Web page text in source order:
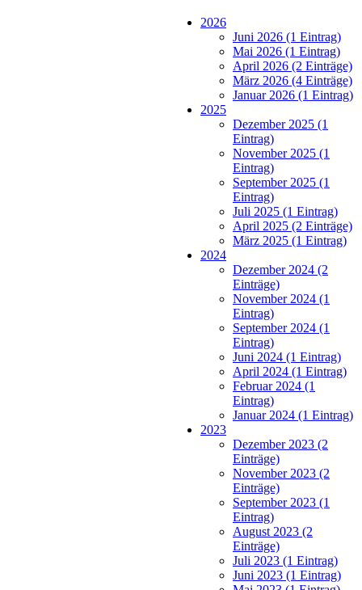
2026
Juni 2026 (1 Eintrag)
Mai 2026 (1 Eintrag)
April 2026 (2 Einträge)
März 2026 (4 Einträge)
Januar 2026 (1 Eintrag)
2025
Dezember 2025 (1
Eintrag)
November 2025 (1
Eintrag)
September 2025 (1
Eintrag)
Juli 2025 (1 Eintrag)
April 2025 (2 Einträge)
März 2025 (1 Eintrag)
2024
Dezember 2024 (2
Einträge)
November 2024 (1
Eintrag)
September 2024 (1
Eintrag)
Juni 2024 (1 Eintrag)
April 2024 (1 Eintrag)
Februar 2024 (1
Eintrag)
Januar 2024 (1 Eintrag)
2023
Dezember 2023 (2
Einträge)
November 2023 (2
Einträge)
September 2023 (1
Eintrag)
August 2023 (2
Einträge)
Juli 2023 (1 Eintrag)
Juni 2023 (1 Eintrag)